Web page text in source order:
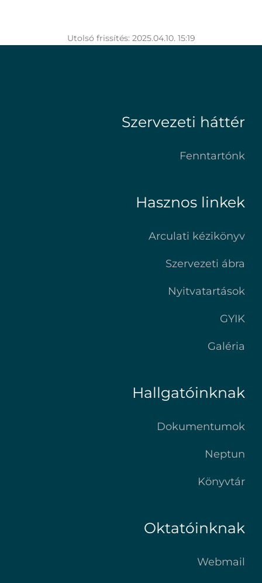
Utolsó frissítés: 2025.04.10. 15:19
Szervezeti háttér
Fenntartónk
Hasznos linkek
Arculati kézikönyv
Szervezeti ábra
Nyitvatartások
GYIK
Galéria
Hallgatóinknak
Dokumentumok
Neptun
Könyvtár
Oktatóinknak
Webmail